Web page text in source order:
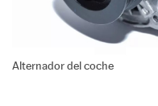
Alternador del coche